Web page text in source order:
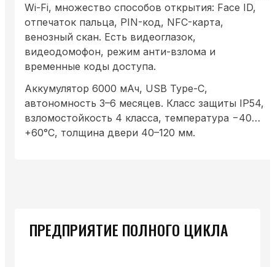
Wi-Fi, множество способов открытия: Face ID,
отпечаток пальца, PIN-код, NFC-карта,
венозный скан. Есть видеоглазок,
видеодомофон, режим анти-взлома и
временные коды доступа.
Аккумулятор 6000 мАч, USB Type-C,
автономность 3–6 месяцев. Класс защиты IP54,
взломостойкость 4 класса, температура −40…
+60°C, толщина двери 40–120 мм.
ПРЕДПРИЯТИЕ ПОЛНОГО ЦИКЛА